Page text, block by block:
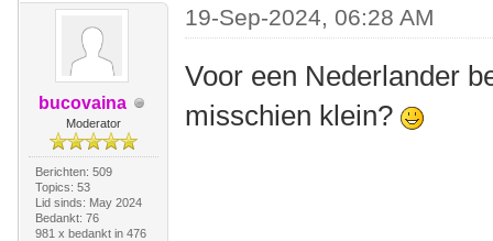
bucovaina
Moderator
Berichten: 509
Topics: 53
Lid sinds: May 2024
Bedankt: 76
981 x bedankt in 476
19-Sep-2024, 06:28 AM
Voor een Nederlander
misschien klein?